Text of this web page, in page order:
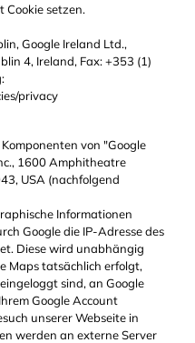
setzen.
Google Ireland Ltd.,
4, Ireland, Fax: +353 (1)
privacy
von "Google
1600 Amphitheatre
USA (nachfolgend
Informationen
Google die IP-Adresse des
Diese wird unabhängig
Maps tatsächlich erfolgt,
sind, an Google
Google Account
unserer Webseite in
werden an externe Server